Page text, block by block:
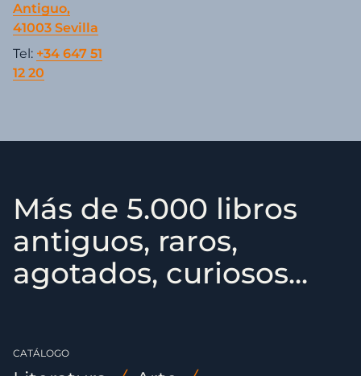
Antiguo,
41003 Sevilla
Tel: +34 647 51
12 20
Más de 5.000 libros
antiguos, raros,
agotados, curiosos...
CATÁLOGO